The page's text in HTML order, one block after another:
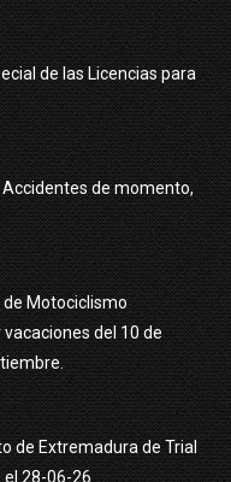
de las Licencias para
de momento,
de Motociclismo
del 10 de
de Extremadura de Trial
el 28-06-26.